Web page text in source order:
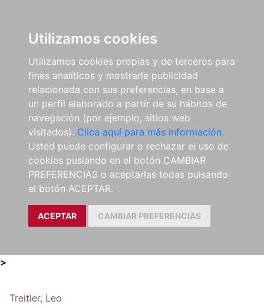
Utilizamos cookies
Utilizamos cookies propias y de terceros para
fines analíticos y mostrarle publicidad
relacionada con sus preferencias, en base a
un perfil elaborado a partir de su hábitos de
navegación (por ejemplo, sitios web
visitados). Clica aquí para más información.
Usted puede configurar o rechazar el uso de
cookies puslando en el botón CAMBIAR
PREFERENCIAS o aceptarlas todas pulsando
el botón ACEPTAR.
ACEPTAR CAMBIAR PREFERENCIAS
>
Treitler, Leo